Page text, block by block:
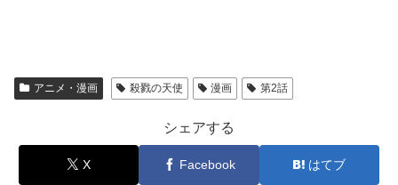
アニメ・漫画 殺戮の天使 漫画 第2話
シェアする
X Facebook はてブ